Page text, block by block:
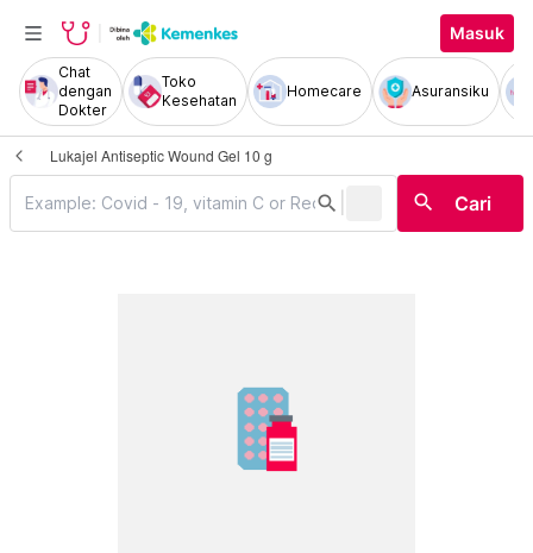
Masuk
Chat
dengan
Dokter
Toko
Kesehatan
Homecare Asuransiku
Lukajel Antiseptic Wound Gel 10 g
search search Cari